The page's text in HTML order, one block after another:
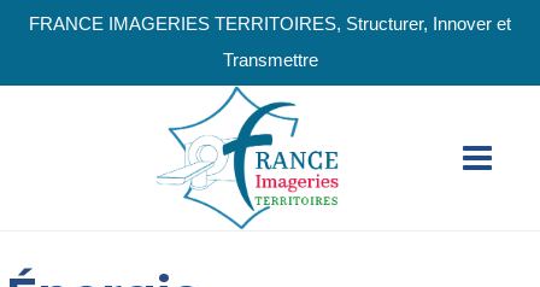
FRANCE IMAGERIES TERRITOIRES, Structurer, Innover et
Transmettre